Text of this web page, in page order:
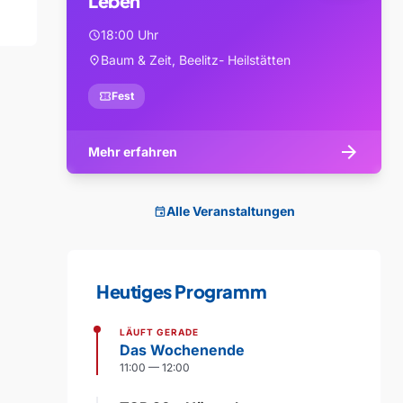
schedule18:00 Uhr
location_onBaum & Zeit, Beelitz- Heilstätten
confirmation_numberFest
Mehr erfahren arrow_forward
eventAlle Veranstaltungen
Heutiges Programm
LÄUFT GERADE
Das Wochenende
11:00 — 12:00